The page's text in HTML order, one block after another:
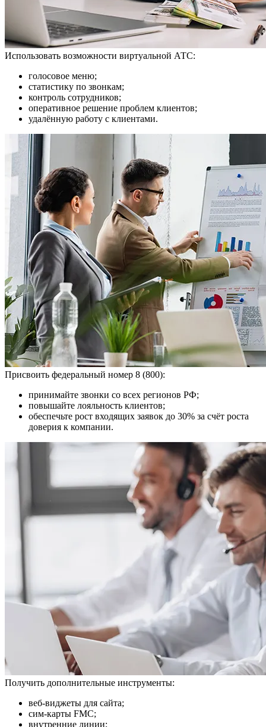
Использовать возможности виртуальной АТС:
голосовое меню;
статистику по звонкам;
контроль сотрудников;
оперативное решение проблем клиентов;
удалённую работу с клиентами.
Присвоить федеральный номер 8 (800):
принимайте звонки со всех регионов РФ;
повышайте лояльность клиентов;
обеспечьте рост входящих заявок до 30% за счёт роста
доверия к компании.
Получить дополнительные инструменты:
веб-виджеты для сайта;
сим-карты FMC;
внутренние линии;